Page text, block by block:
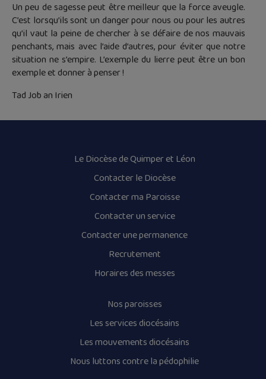
Un peu de sagesse peut être meilleur que la force aveugle.
C’est lorsqu’ils sont un danger pour nous ou pour les autres
qu’il vaut la peine de chercher à se défaire de nos mauvais
penchants, mais avec l’aide d’autres, pour éviter que notre
situation ne s’empire. L’exemple du lierre peut être un bon
exemple et donner à penser !
Tad Job an Irien
Le Diocèse de Quimper et Léon
Contacter le Diocèse
Contacter ma Paroisse
Contacter un service
Contacter une permanence
Recrutement
Horaires des messes
Nos paroisses
Les services diocésains
Les mouvements diocésains
Nous luttons contre la pédophilie